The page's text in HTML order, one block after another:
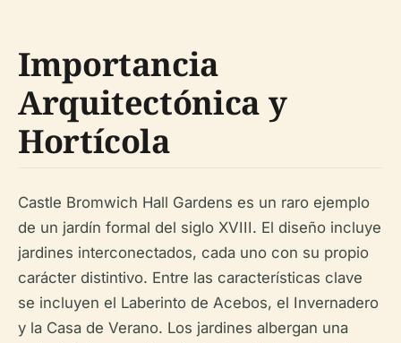
Importancia
Arquitectónica y
Hortícola
Castle Bromwich Hall Gardens es un raro ejemplo
de un jardín formal del siglo XVIII. El diseño incluye
jardines interconectados, cada uno con su propio
carácter distintivo. Entre las características clave
se incluyen el Laberinto de Acebos, el Invernadero
y la Casa de Verano. Los jardines albergan una